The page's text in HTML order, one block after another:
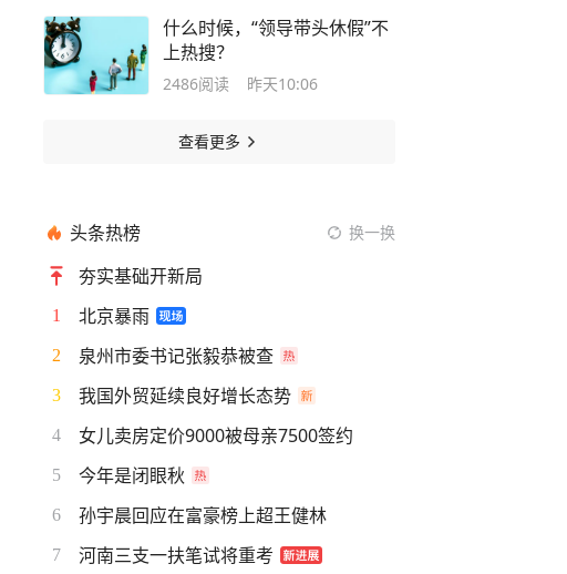
什么时候，“领导带头休假”不
上热搜？
2486阅读 昨天10:06
查看更多
头条热榜 换一换
夯实基础开新局
1 北京暴雨
2 泉州市委书记张毅恭被查
3 我国外贸延续良好增长态势
4 女儿卖房定价9000被母亲7500签约
5 今年是闭眼秋
6 孙宇晨回应在富豪榜上超王健林
7 河南三支一扶笔试将重考